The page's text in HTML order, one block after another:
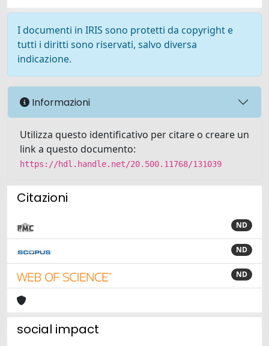
I documenti in IRIS sono protetti da copyright e
tutti i diritti sono riservati, salvo diversa
indicazione.
Informazioni
Utilizza questo identificativo per citare o creare un
link a questo documento:
https://hdl.handle.net/20.500.11768/131039
Citazioni
ND
ND
ND
social impact